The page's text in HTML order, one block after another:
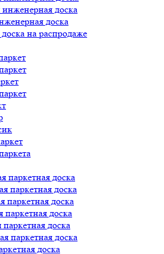
доска
доска
на распродаже
паркетная доска
паркетная доска
паркетная доска
доска
доска
паркетная доска
доска